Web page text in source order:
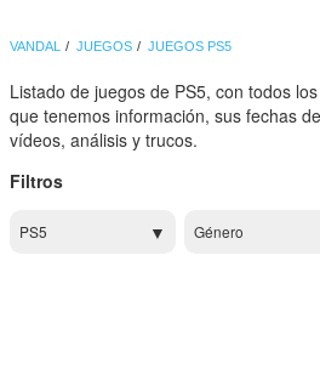
VANDAL JUEGOS JUEGOS PS5
Listado de juegos de PS5, con todos
que tenemos información, sus fechas
vídeos, análisis y trucos.
Filtros
PS5 Género